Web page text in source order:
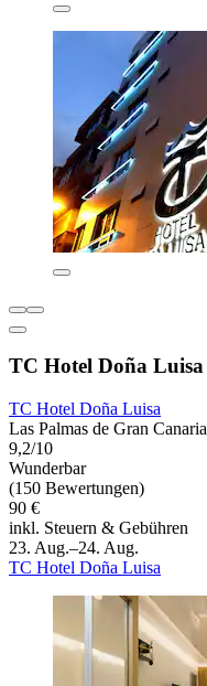
TC Hotel Doña Luisa
TC Hotel Doña Luisa
Las Palmas de Gran Canaria
9,2/10
Wunderbar
(150 Bewertungen)
90 €
inkl. Steuern & Gebühren
23. Aug.–24. Aug.
TC Hotel Doña Luisa